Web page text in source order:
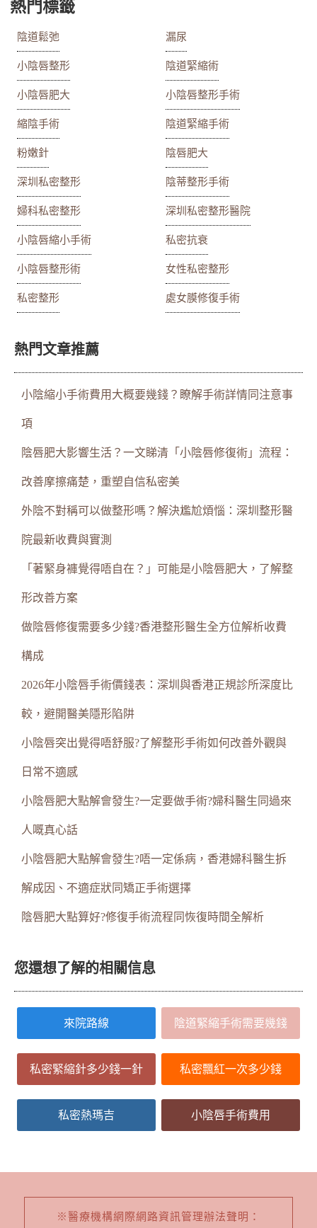
熱門標籤
陰道鬆弛 漏尿
小陰唇整形 陰道緊縮術
小陰唇肥大 小陰唇整形手術
縮陰手術 陰道緊縮手術
粉嫩針 陰唇肥大
深圳私密整形 陰蒂整形手術
婦科私密整形 深圳私密整形醫院
小陰唇縮小手術 私密抗衰
小陰唇整形術 女性私密整形
私密整形 處女膜修復手術
熱門文章推薦
小陰縮小手術費用大概要幾錢？瞭解手術詳情同注意事
項
陰唇肥大影響生活？一文睇清「小陰唇修復術」流程：
改善摩擦痛楚，重塑自信私密美
外陰不對稱可以做整形嗎？解決尷尬煩惱：深圳整形醫
院最新收費與實測
「著緊身褲覺得唔自在？」可能是小陰唇肥大，了解整
形改善方案
做陰唇修復需要多少錢?香港整形醫生全方位解析收費
構成
2026年小陰唇手術價錢表：深圳與香港正規診所深度比
較，避開醫美隱形陷阱
小陰唇突出覺得唔舒服?了解整形手術如何改善外觀與
日常不適感
小陰唇肥大點解會發生?一定要做手術?婦科醫生同過來
人嘅真心話
小陰唇肥大點解會發生?唔一定係病，香港婦科醫生拆
解成因、不適症狀同矯正手術選擇
陰唇肥大點算好?修復手術流程同恢復時間全解析
您還想了解的相關信息
來院路線 陰道緊縮手術需要幾錢
私密緊縮針多少錢一針 私密飄紅一次多少錢
私密熱瑪吉 小陰唇手術費用
※醫療機構網際網路資訊管理辦法聲明：